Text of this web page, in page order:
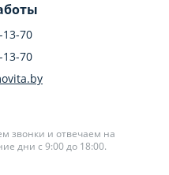
13-70
13-70
звонки и отвечаем на
дни с 9:00 до 18:00.